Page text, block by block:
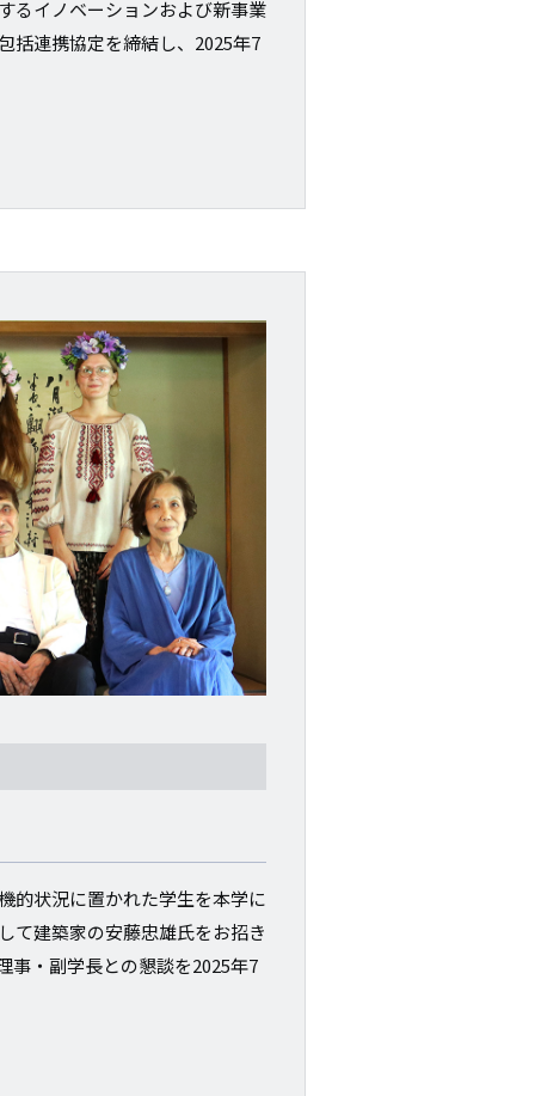
るイノベーションおよび新事業
括連携協定を締結し、2025年7
的状況に置かれた学生を本学に
て建築家の安藤忠雄氏をお招き
事・副学長との懇談を2025年7